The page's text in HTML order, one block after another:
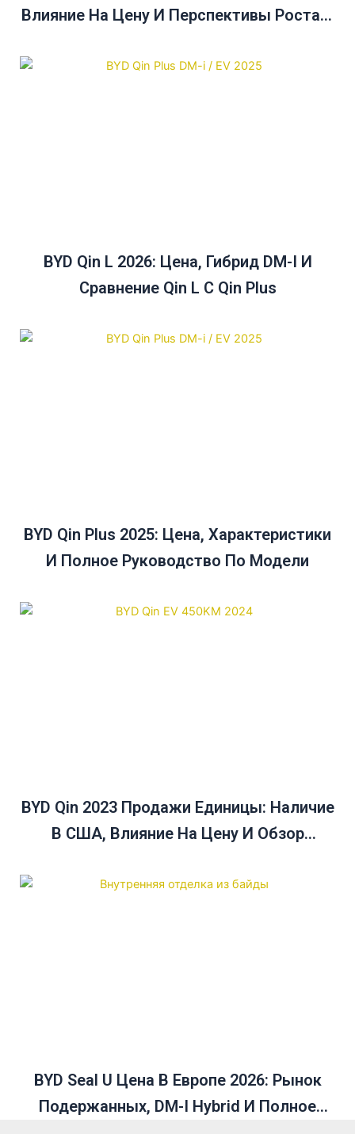
Влияние На Цену И Перспективы Роста В
BYD Qin L 2026: Цена, Гибрид DM-I И
Сравнение Qin L С Qin Plus
BYD Qin Plus 2025: Цена, Характеристики
И Полное Руководство По Модели
BYD Qin 2023 Продажи Единицы: Наличие
В США, Влияние На Цену И Обзор
BYD Seal U Цена В Европе 2026: Рынок
Подержанных, DM-I Hybrid И Полное